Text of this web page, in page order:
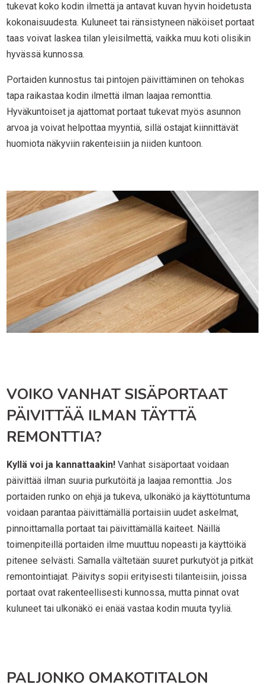
tukevat koko kodin ilmettä ja antavat kuvan hyvin hoidetusta
kokonaisuudesta. Kuluneet tai ränsistyneen näköiset portaat
taas voivat laskea tilan yleisilmettä, vaikka muu koti olisikin
hyvässä kunnossa.
Portaiden kunnostus tai pintojen päivittäminen on tehokas
tapa raikastaa kodin ilmettä ilman laajaa remonttia.
Hyväkuntoiset ja ajattomat portaat tukevat myös asunnon
arvoa ja voivat helpottaa myyntiä, sillä ostajat kiinnittävät
huomiota näkyviin rakenteisiin ja niiden kuntoon.
VOIKO VANHAT SISÄPORTAAT
PÄIVITTÄÄ ILMAN TÄYTTÄ
REMONTTIA?
Kyllä voi ja kannattaakin! Vanhat sisäportaat voidaan
päivittää ilman suuria purkutöitä ja laajaa remonttia. Jos
portaiden runko on ehjä ja tukeva, ulkonäkö ja käyttötuntuma
voidaan parantaa päivittämällä portaisiin uudet askelmat,
pinnoittamalla portaat tai päivittämällä kaiteet. Näillä
toimenpiteillä portaiden ilme muuttuu nopeasti ja käyttöikä
pitenee selvästi. Samalla vältetään suuret purkutyöt ja pitkät
remontointiajat. Päivitys sopii erityisesti tilanteisiin, joissa
portaat ovat rakenteellisesti kunnossa, mutta pinnat ovat
kuluneet tai ulkonäkö ei enää vastaa kodin muuta tyyliä.
PALJONKO OMAKOTITALON